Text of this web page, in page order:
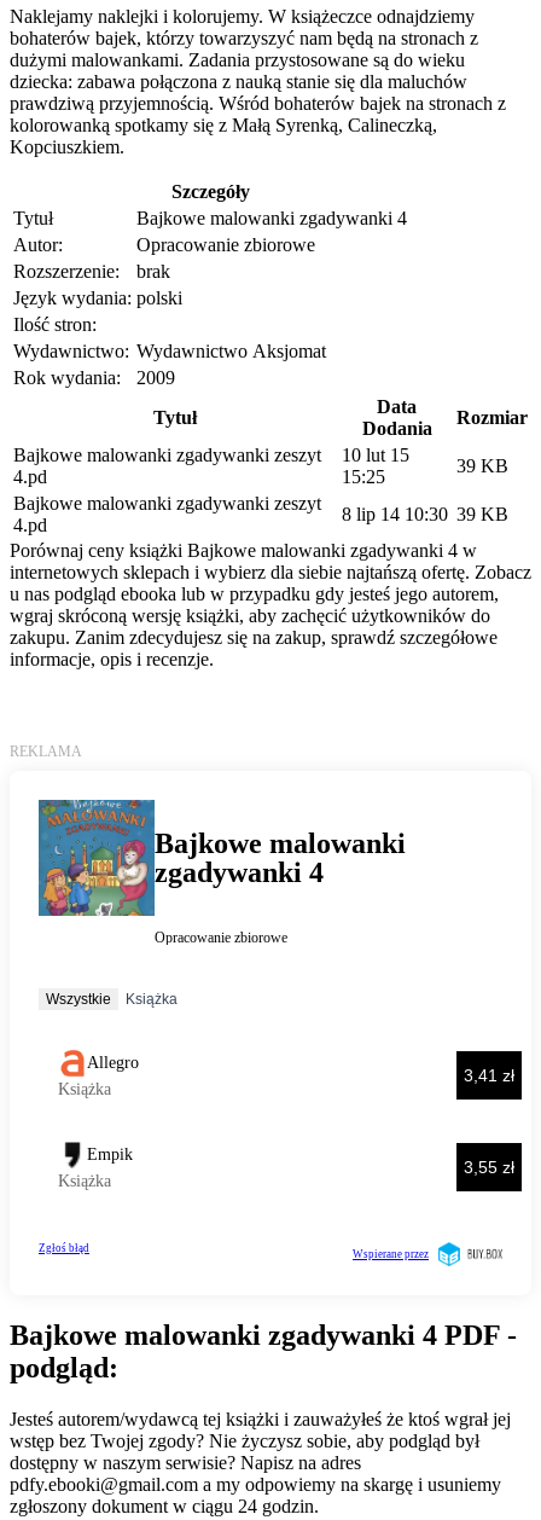
Naklejamy naklejki i kolorujemy. W książeczce odnajdziemy
bohaterów bajek, którzy towarzyszyć nam będą na stronach z
dużymi malowankami. Zadania przystosowane są do wieku
dziecka: zabawa połączona z nauką stanie się dla maluchów
prawdziwą przyjemnością. Wśród bohaterów bajek na stronach z
kolorowanką spotkamy się z Małą Syrenką, Calineczką,
Kopciuszkiem.
Szczegóły
Tytuł
Bajkowe malowanki zgadywanki 4
Autor:
Opracowanie zbiorowe
Rozszerzenie:
brak
Język wydania: polski
Ilość stron:
Wydawnictwo: Wydawnictwo Aksjomat
Rok wydania:
2009
Tytuł
Data
Dodania
Rozmiar
Bajkowe malowanki zgadywanki zeszyt
4.pd
10 lut 15
15:25
39 KB
Bajkowe malowanki zgadywanki zeszyt
4.pd
8 lip 14 10:30 39 KB
Porównaj ceny książki Bajkowe malowanki zgadywanki 4 w
internetowych sklepach i wybierz dla siebie najtańszą ofertę. Zobacz
u nas podgląd ebooka lub w przypadku gdy jesteś jego autorem,
wgraj skróconą wersję książki, aby zachęcić użytkowników do
zakupu. Zanim zdecydujesz się na zakup, sprawdź szczegółowe
informacje, opis i recenzje.
Bajkowe malowanki zgadywanki 4 PDF -
podgląd:
Jesteś autorem/wydawcą tej książki i zauważyłeś że ktoś wgrał jej
wstęp bez Twojej zgody? Nie życzysz sobie, aby podgląd był
dostępny w naszym serwisie? Napisz na adres
pdfy.ebooki@gmail.com a my odpowiemy na skargę i usuniemy
zgłoszony dokument w ciągu 24 godzin.